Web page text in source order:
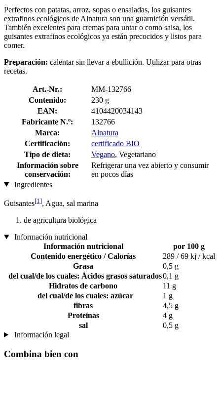
Perfectos con patatas, arroz, sopas o ensaladas, los guisantes
extrafinos ecológicos de Alnatura son una guarnición versátil.
También excelentes para cremas para untar o como salsa, los
guisantes extrafinos ecológicos ya están precocidos y listos para
comer.
Preparación: calentar sin llevar a ebullición. Utilizar para otras
recetas.
Art.-Nr.:
MM-132766
Contenido:
230 g
EAN:
4104420034143
Fabricante N.º:
132766
Marca:
Alnatura
Certificación:
certificado BIO
Tipo de dieta:
Vegano, Vegetariano
Información sobre
conservación:
Refrigerar una vez abierto y consumir
en pocos días
Ingredientes
Guisantes[1], Agua, sal marina
de agricultura biológica
Información nutricional
Información nutricional
por 100 g
Contenido energético / Calorías
289 / 69 kj / kcal
Grasa
0,5 g
del cual/de los cuales: Ácidos grasos saturados0,1 g
Hidratos de carbono
11 g
del cual/de los cuales: azúcar
1 g
fibras
4,5 g
Proteínas
4 g
sal
0,5 g
Información legal
Combina bien con